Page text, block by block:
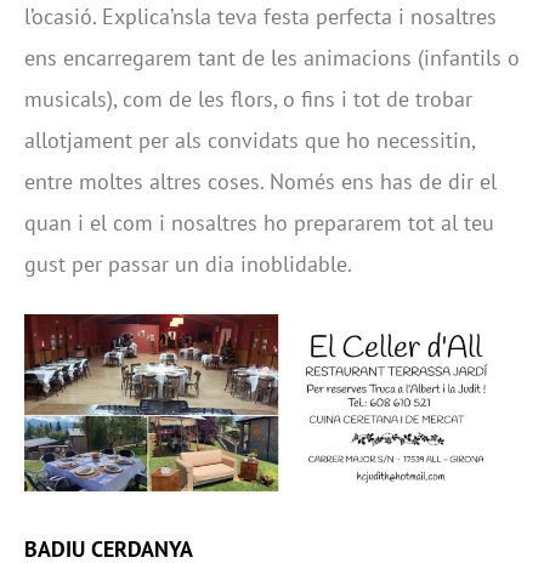
l’ocasió. Explica’nsla teva festa perfecta i nosaltres
ens encarregarem tant de les animacions (infantils o
musicals), com de les flors, o fins i tot de trobar
allotjament per als convidats que ho necessitin,
entre moltes altres coses. Només ens has de dir el
quan i el com i nosaltres ho prepararem tot al teu
gust per passar un dia inoblidable.
BADIU CERDANYA